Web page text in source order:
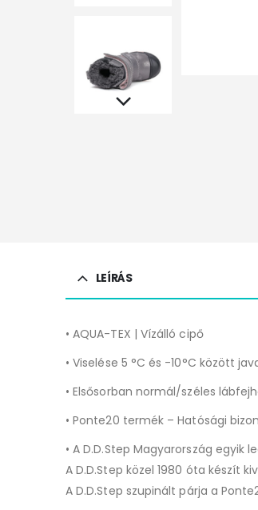
LEÍRÁS
• AQUA-TEX | Vízálló cipő
• Viselése 5 °C és -10°C között
• Elsősorban normál/széles
• Ponte20 termék – Hatósági
• A D.D.Step Magyarország
A D.D.Step közel 1980 óta készít
A D.D.Step szupinált párja a